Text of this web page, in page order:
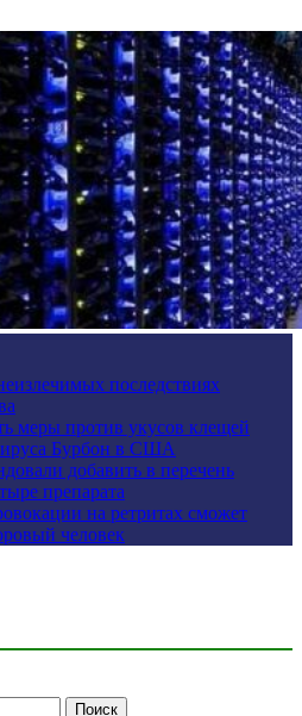
последствиях
меры против укусов клещей
Бурбон в США
добавить в перечень
препарата
на ретритах сможет
человек